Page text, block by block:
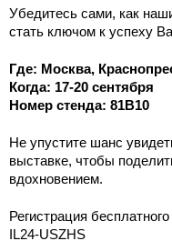
Убедитесь сами, как
стать ключом к успеху
Где: Москва,
Когда: 17-20 сентября
Номер стенда: 81B10
Не упустите шанс
выставке, чтобы
вдохновением.
Регистрация
IL24-USZHS